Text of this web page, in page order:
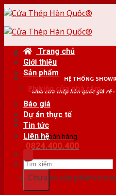
Skip
content
HỆ THỐNG
Mua cửa thép hàn quốc giá rẻ
Tư vấn bán hàng
0824.400.400
Tìm
kiếm:
Trang chủ
Giới thiệu
Sản phẩm
Phụ kiện cửa nhà tắm
Báo giá
Dự án thực tế
Tin tức
Liên hệ
Chưa có sản phẩm